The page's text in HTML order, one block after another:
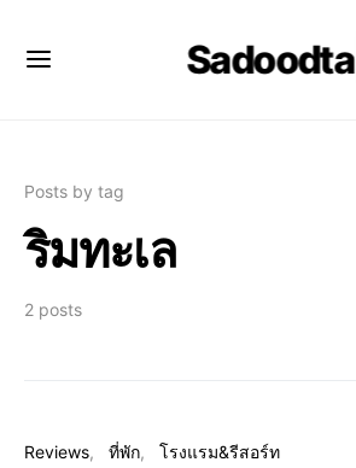
Sadoodta
Posts by tag
ริมทะเล
2 posts
Reviews ที่พัก โรงแรม&รีสอร์ท